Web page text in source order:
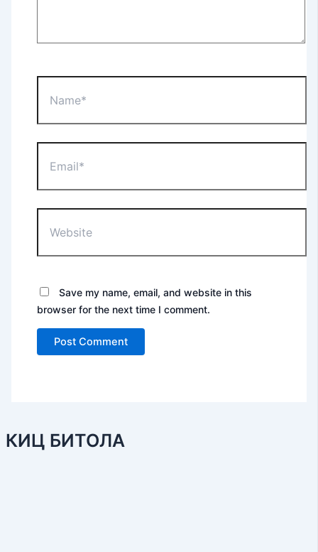
Save my name, email, and website in this
browser for the next time I comment.
КИЦ БИТОЛА